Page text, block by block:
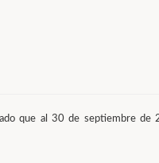
que al 30 de septiembre de